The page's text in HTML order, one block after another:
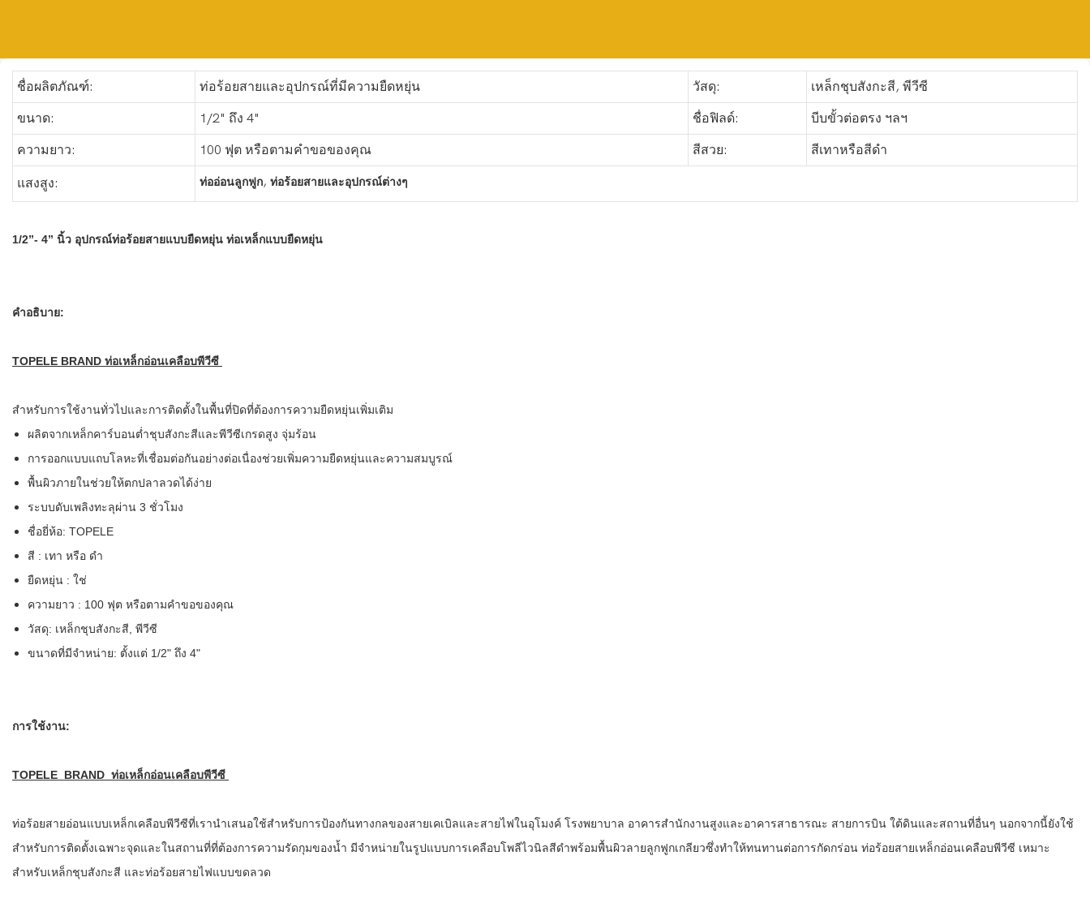
ชื่อผลิตภัณฑ์: ท่อร้อยสายและอุปกรณ์ที่มีความยืดหยุ่น วัสดุ: เหล็กชุบสังกะสี, พีวีซี
ขนาด: 1/2" ถึง 4" ชื่อฟิลด์: บีบขั้วต่อตรง ฯลฯ
ความยาว: 100 ฟุต หรือตามคำขอของคุณ สีสวย: สีเทาหรือสีดำ
แสงสูง: ท่ออ่อนลูกฟูก, ท่อร้อยสายและอุปกรณ์ต่างๆ
1/2”- 4” นิ้ว อุปกรณ์ท่อร้อยสายแบบยืดหยุ่น ท่อเหล็กแบบยืดหยุ่น
คำอธิบาย:
TOPELE BRAND ท่อเหล็กอ่อนเคลือบพีวีซี
สำหรับการใช้งานทั่วไปและการติดตั้งในพื้นที่ปิดที่ต้องการความยืดหยุ่นเพิ่มเติม
ผลิตจากเหล็กคาร์บอนต่ำชุบสังกะสีและพีวีซีเกรดสูง จุ่มร้อน
การออกแบบแถบโลหะที่เชื่อมต่อกันอย่างต่อเนื่องช่วยเพิ่มความยืดหยุ่นและความสมบูรณ์
พื้นผิวภายในช่วยให้ตกปลาลวดได้ง่าย
ระบบดับเพลิงทะลุผ่าน 3 ชั่วโมง
ชื่อยี่ห้อ: TOPELE
สี : เทา หรือ ดำ
ยืดหยุ่น : ใช่
ความยาว : 100 ฟุต หรือตามคำขอของคุณ
วัสดุ: เหล็กชุบสังกะสี, พีวีซี
ขนาดที่มีจำหน่าย: ตั้งแต่ 1/2" ถึง 4"
การใช้งาน:
TOPELE BRAND ท่อเหล็กอ่อนเคลือบพีวีซี
ท่อร้อยสายอ่อนแบบเหล็กเคลือบพีวีซีที่เรานำเสนอใช้สำหรับการป้องกันทางกลของสายเคเบิลและสายไฟในอุโมงค์ โรงพยาบาล อาคารสำนักงานสูงและอาคารสาธารณะ สายการบิน ใต้ดินและสถานที่อื่นๆ นอกจากนี้ยังใช้
สำหรับการติดตั้งเฉพาะจุดและในสถานที่ที่ต้องการความรัดกุมของน้ำ มีจำหน่ายในรูปแบบการเคลือบโพลีไวนิลสีดำพร้อมพื้นผิวลายลูกฟูกเกลียวซึ่งทำให้ทนทานต่อการกัดกร่อน ท่อร้อยสายเหล็กอ่อนเคลือบพีวีซี เหมาะ
สำหรับเหล็กชุบสังกะสี และท่อร้อยสายไฟแบบขดลวด